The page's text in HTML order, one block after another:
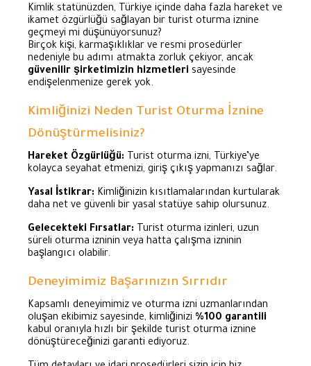
Kimlik statünüzden, Türkiye içinde daha fazla hareket ve
ikamet özgürlüğü sağlayan bir turist oturma iznine
geçmeyi mi düşünüyorsunuz?
Birçok kişi, karmaşıklıklar ve resmi prosedürler
nedeniyle bu adımı atmakta zorluk çekiyor, ancak
güvenilir şirketimizin hizmetleri sayesinde
endişelenmenize gerek yok.
Kimliğinizi Neden Turist Oturma İznine
Dönüştürmelisiniz?
Hareket Özgürlüğü: Turist oturma izni, Türkiye’ye
kolayca seyahat etmenizi, giriş çıkış yapmanızı sağlar.
Yasal İstikrar: Kimliğinizin kısıtlamalarından kurtularak
daha net ve güvenli bir yasal statüye sahip olursunuz.
Gelecekteki Fırsatlar: Turist oturma izinleri, uzun
süreli oturma izninin veya hatta çalışma izninin
başlangıcı olabilir.
Deneyimimiz Başarınızın Sırrıdır
Kapsamlı deneyimimiz ve oturma izni uzmanlarından
oluşan ekibimiz sayesinde, kimliğinizi %100 garantili
kabul oranıyla hızlı bir şekilde turist oturma iznine
dönüştüreceğinizi garanti ediyoruz.